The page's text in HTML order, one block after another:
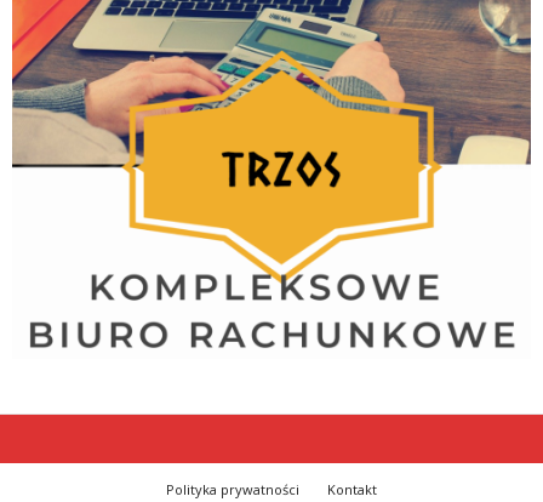
Polityka prywatności Kontakt